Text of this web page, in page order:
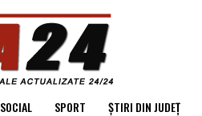
SOCIAL SPORT ȘTIRI DIN JUDEȚ